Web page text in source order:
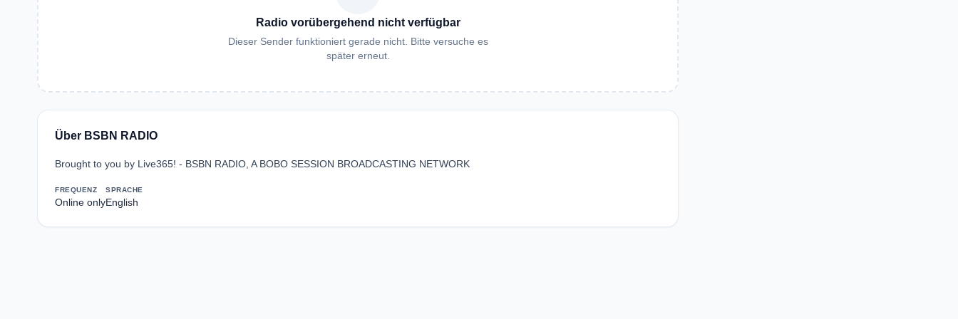
Radio vorübergehend nicht verfügbar
Dieser Sender funktioniert gerade nicht. Bitte versuche es
später erneut.
Über BSBN RADIO
Brought to you by Live365! - BSBN RADIO, A BOBO SESSION BROADCASTING NETWORK
FREQUENZ
Online only
SPRACHE
English